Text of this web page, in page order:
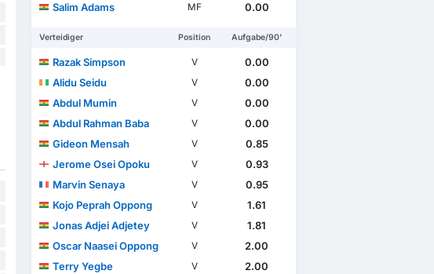
Salim Adams
MF 0.00
Verteidiger Position Aufgabe/90'
Razak Simpson V
0.00
Alidu Seidu
V
0.00
Abdul Mumin
V
0.00
Abdul Rahman Baba
V
0.00
Gideon Mensah
V
0.85
Jerome Osei Opoku
V
0.93
Marvin Senaya
V
0.95
Kojo Peprah Oppong
V
1.61
Jonas Adjei Adjetey
V
1.81
Oscar Naasei Oppong
V
2.00
Terry Yegbe
V
2.00